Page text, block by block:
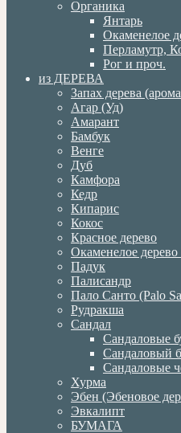
Органика
Янтарь
Окаменелое
Перламутр,
Рог и проч.
из ДЕРЕВА
Запах дерева
Агар (Уд)
Амарант
Бамбук
Венге
Дуб
Камфора
Кедр
Кипарис
Кокос
Красное дерево
Окаменелое
Падук
Палисандр
Пало Санто (Palo
Рудракша
Сандал
Сандаловые
Сандаловый
Сандаловые
Хурма
Эбен (Эбеновое
Эвкалипт
БУМАГА